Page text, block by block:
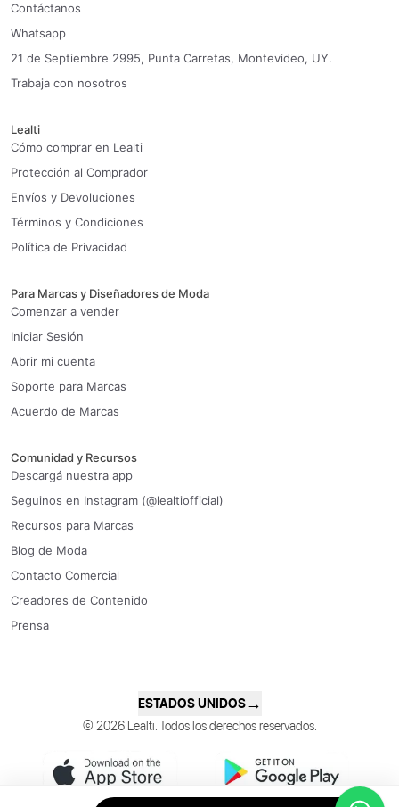
Contáctanos
Whatsapp
21 de Septiembre 2995, Punta Carretas, Montevideo, UY.
Trabaja con nosotros
Lealti
Cómo comprar en Lealti
Protección al Comprador
Envíos y Devoluciones
Términos y Condiciones
Política de Privacidad
Para Marcas y Diseñadores de Moda
Comenzar a vender
Iniciar Sesión
Abrir mi cuenta
Soporte para Marcas
Acuerdo de Marcas
Comunidad y Recursos
Descargá nuestra app
Seguinos en Instagram (@lealtiofficial)
Recursos para Marcas
Blog de Moda
Contacto Comercial
Creadores de Contenido
Prensa
ESTADOS UNIDOS→
© 2026 Lealti. Todos los derechos reservados.